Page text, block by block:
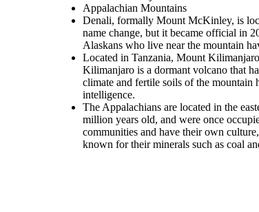
Appalachian Mountains
Denali, formally Mount McKinley, is
name change, but it became official in
Alaskans who live near the mountain
Located in Tanzania, Mount
Kilimanjaro is a dormant volcano that
climate and fertile soils of the mountain
intelligence.
The Appalachians are located in the
million years old, and were once
communities and have their own
known for their minerals such as coal